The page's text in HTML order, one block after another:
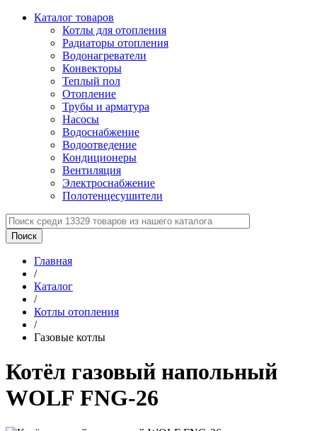
Каталог товаров
Котлы для отопления
Радиаторы отопления
Водонагреватели
Конвекторы
Теплый пол
Отопление
Трубы и арматура
Насосы
Водоснабжение
Водоотведение
Кондиционеры
Вентиляция
Электроснабжение
Полотенцесушители
Главная
/
Каталог
/
Котлы отопления
/
Газовые котлы
Котёл газовый напольный
WOLF FNG-26